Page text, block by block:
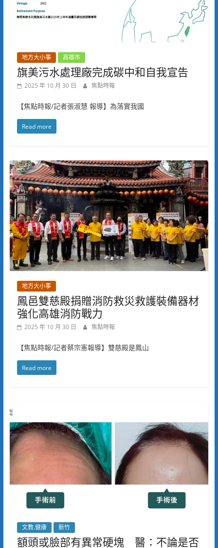
地方大小事 高雄市
旗美污水處理廠完成碳中和自我宣告
2025 年 10 月 30 日 焦點時報
【焦點時報/記者張淑慧 報導】為落實我國
Read more
地方大小事
鳳邑雙慈殿捐贈消防救災救護裝備器材
強化高雄消防戰力
2025 年 10 月 30 日 焦點時報
【焦點時報/記者蔡宗憲報導】雙慈殿是鳳山
Read more
文教.健康 新竹
額頭或臉部有異常硬塊 醫：不論是否